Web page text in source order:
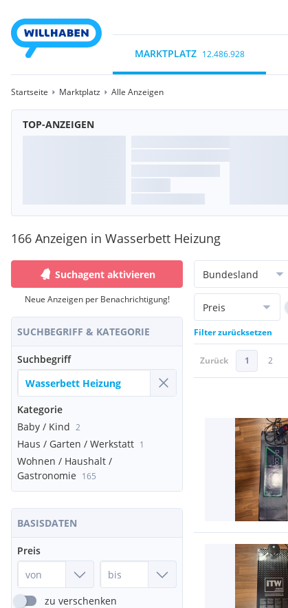
MARKTPLATZ 12.486.928
Startseite Marktplatz Alle Anzeigen
TOP-ANZEIGEN
166 Anzeigen in Wasserbett Heizung
Suchagent aktivieren
Neue Anzeigen per Benachrichtigung!
SUCHBEGRIFF & KATEGORIE
Suchbegriff
Kategorie
Baby / Kind 2
Haus / Garten / Werkstatt 1
Wohnen / Haushalt /
Gastronomie 165
BASISDATEN
Preis
zu verschenken
Bundesland
Preis
Filter zurücksetzen
Zurück 1 2